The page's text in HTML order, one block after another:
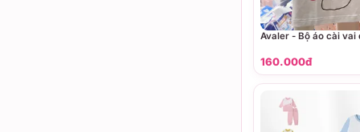
Avaler - Bộ áo cài vai
160.000đ